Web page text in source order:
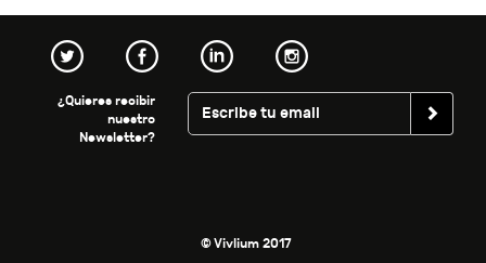
¿Quieres recibir
nuestro
Newsletter?
© Vivlium 2017